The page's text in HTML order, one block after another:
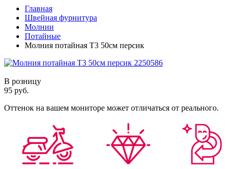
Главная
Швейная фурнитура
Молнии
Потайные
Молния потайная Т3 50см персик
В розницу
95 руб.
Оттенок на вашем мониторе может отличаться от реального.